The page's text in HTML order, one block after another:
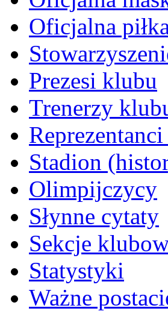
Oficjalna
Prezesi klubu
Trenerzy
Stadion
Olimpijczycy
Słynne cytaty
Sekcje
Statystyki
Ważne